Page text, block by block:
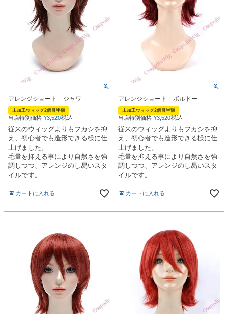
アレンジショート ジャワ
未加工ウィッグ2個目半額
当店特別価格 ¥3,520税込
従来のウィッグよりもフカシを抑
え、初心者でも造形できる様に仕
上げました。
毛量を抑える事により自然さを強
調しつつ、アレンジのし易いスタ
イルです。
カートに入れる
アレンジショート ボルドー
未加工ウィッグ2個目半額
当店特別価格 ¥3,520税込
従来のウィッグよりもフカシを抑
え、初心者でも造形できる様に仕
上げました。
毛量を抑える事により自然さを強
調しつつ、アレンジのし易いスタ
イルです。
カートに入れる